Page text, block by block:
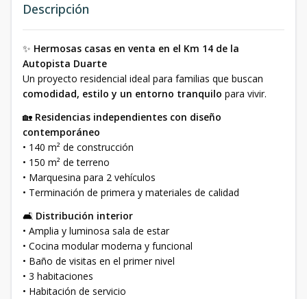
Descripción
✨ Hermosas casas en venta en el Km 14 de la
Autopista Duarte
Un proyecto residencial ideal para familias que buscan
comodidad, estilo y un entorno tranquilo para vivir.
🏡 Residencias independientes con diseño
contemporáneo
• 140 m² de construcción
• 150 m² de terreno
• Marquesina para 2 vehículos
• Terminación de primera y materiales de calidad
🛋️ Distribución interior
• Amplia y luminosa sala de estar
• Cocina modular moderna y funcional
• Baño de visitas en el primer nivel
• 3 habitaciones
• Habitación de servicio